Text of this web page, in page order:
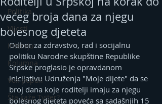
Politika
Vijesti
Intervju
Kolumna
Vox populi
Šta kaže Tviter?
većeg broja dana za njegu
bolesnog djeteta
Odbor za zdravstvo, rad i socijalnu
politiku Narodne skupštine Republike
Srpske proglasio je opravdanom
inicijativu Udruženja "Moje dijete" da se
broj dana koje roditelji imaju za njegu
bolesnog djeteta poveća sa sadašnjih 15